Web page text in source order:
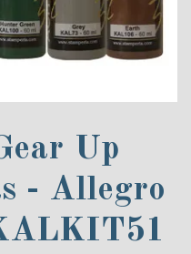
Up
- Allegro